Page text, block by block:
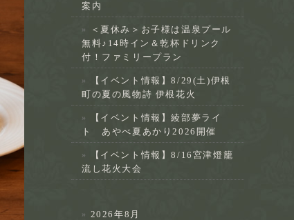
案内
＜夏休み＞お子様は温泉プール
無料♪14時イン＆乾杯ドリンク
付！ファミリープラン
【イベント情報】8/29(土)伊根
町の夏の風物詩 伊根花火
【イベント情報】綾部夢ライ
ト あやべ夏あかり2026開催
【イベント情報】8/16宮津燈籠
流し花火大会
2026年8月